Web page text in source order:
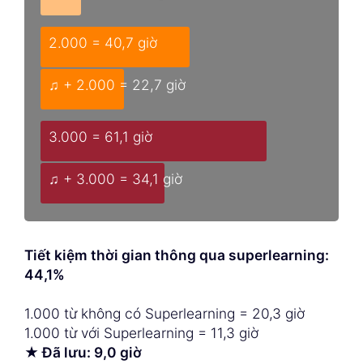
2.000 = 40,7 giờ
♫ + 2.000 = 22,7 giờ
3.000 = 61,1 giờ
♫ + 3.000 = 34,1 giờ
Tiết kiệm thời gian thông qua superlearning:
44,1%
1.000 từ không có Superlearning = 20,3 giờ
1.000 từ với Superlearning = 11,3 giờ
★ Đã lưu: 9,0 giờ